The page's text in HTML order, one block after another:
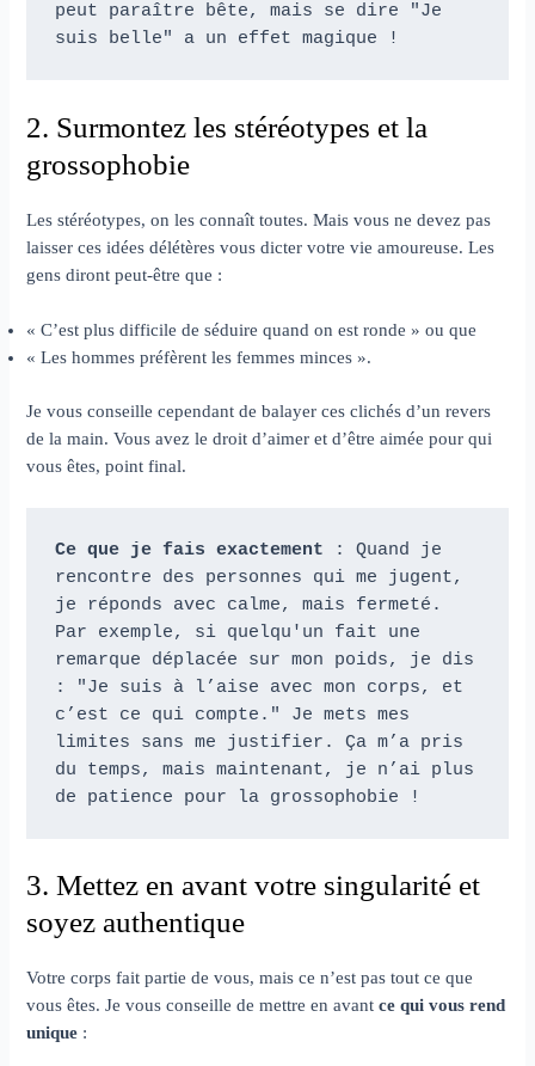
peut paraître bête, mais se dire "Je
suis belle" a un effet magique !
2. Surmontez les stéréotypes et la
grossophobie
Les stéréotypes, on les connaît toutes. Mais vous ne devez pas
laisser ces idées délétères vous dicter votre vie amoureuse. Les
gens diront peut-être que :
« C’est plus difficile de séduire quand on est ronde » ou que
« Les hommes préfèrent les femmes minces ».
Je vous conseille cependant de balayer ces clichés d’un revers
de la main. Vous avez le droit d’aimer et d’être aimée pour qui
vous êtes, point final.
Ce que je fais exactement : Quand je
rencontre des personnes qui me jugent,
je réponds avec calme, mais fermeté.
Par exemple, si quelqu'un fait une
remarque déplacée sur mon poids, je dis
: "Je suis à l’aise avec mon corps, et
c’est ce qui compte." Je mets mes
limites sans me justifier. Ça m’a pris
du temps, mais maintenant, je n’ai plus
de patience pour la grossophobie !
3. Mettez en avant votre singularité et
soyez authentique
Votre corps fait partie de vous, mais ce n’est pas tout ce que
vous êtes. Je vous conseille de mettre en avantce qui vous rend
unique :